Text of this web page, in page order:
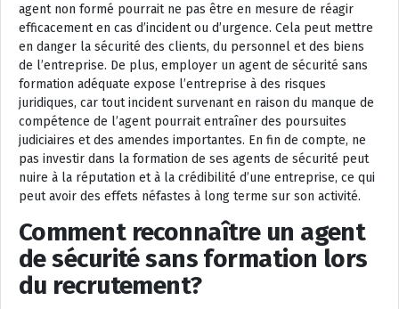
agent non formé pourrait ne pas être en mesure de réagir
efficacement en cas d’incident ou d’urgence. Cela peut mettre
en danger la sécurité des clients, du personnel et des biens
de l’entreprise. De plus, employer un agent de sécurité sans
formation adéquate expose l’entreprise à des risques
juridiques, car tout incident survenant en raison du manque de
compétence de l’agent pourrait entraîner des poursuites
judiciaires et des amendes importantes. En fin de compte, ne
pas investir dans la formation de ses agents de sécurité peut
nuire à la réputation et à la crédibilité d’une entreprise, ce qui
peut avoir des effets néfastes à long terme sur son activité.
Comment reconnaître un agent
de sécurité sans formation lors
du recrutement?